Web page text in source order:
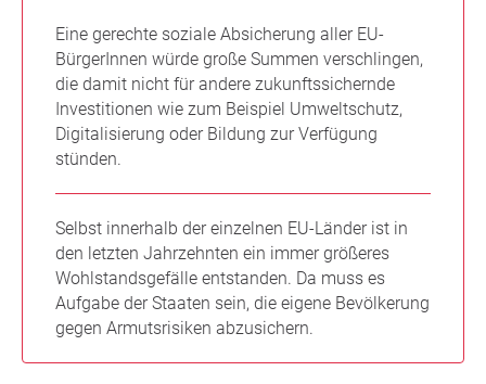
Eine gerechte soziale Absicherung aller EU-
BürgerInnen würde große Summen verschlingen,
die damit nicht für andere zukunftssichernde
Investitionen wie zum Beispiel Umweltschutz,
Digitalisierung oder Bildung zur Verfügung
stünden.
Selbst innerhalb der einzelnen EU-Länder ist in
den letzten Jahrzehnten ein immer größeres
Wohlstandsgefälle entstanden. Da muss es
Aufgabe der Staaten sein, die eigene Bevölkerung
gegen Armutsrisiken abzusichern.